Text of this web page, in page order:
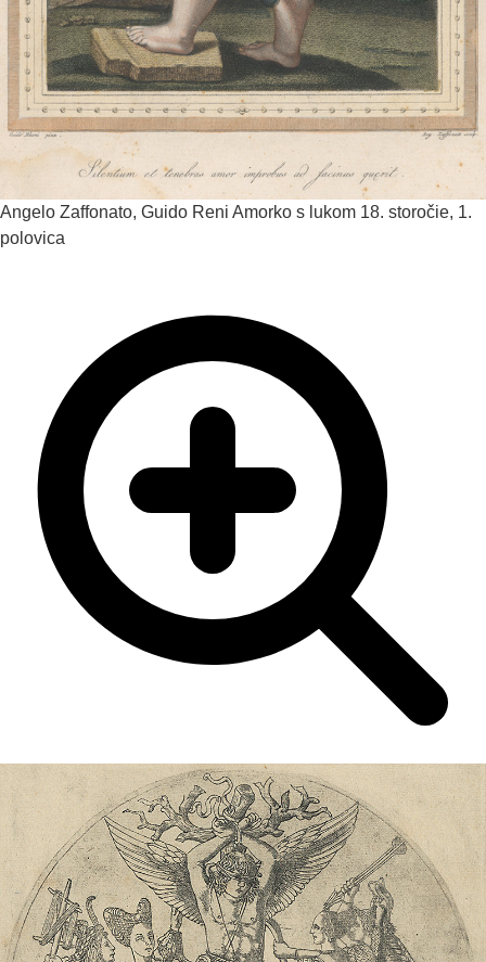
Angelo Zaffonato, Guido Reni Amorko s lukom 18. storočie, 1.
polovica